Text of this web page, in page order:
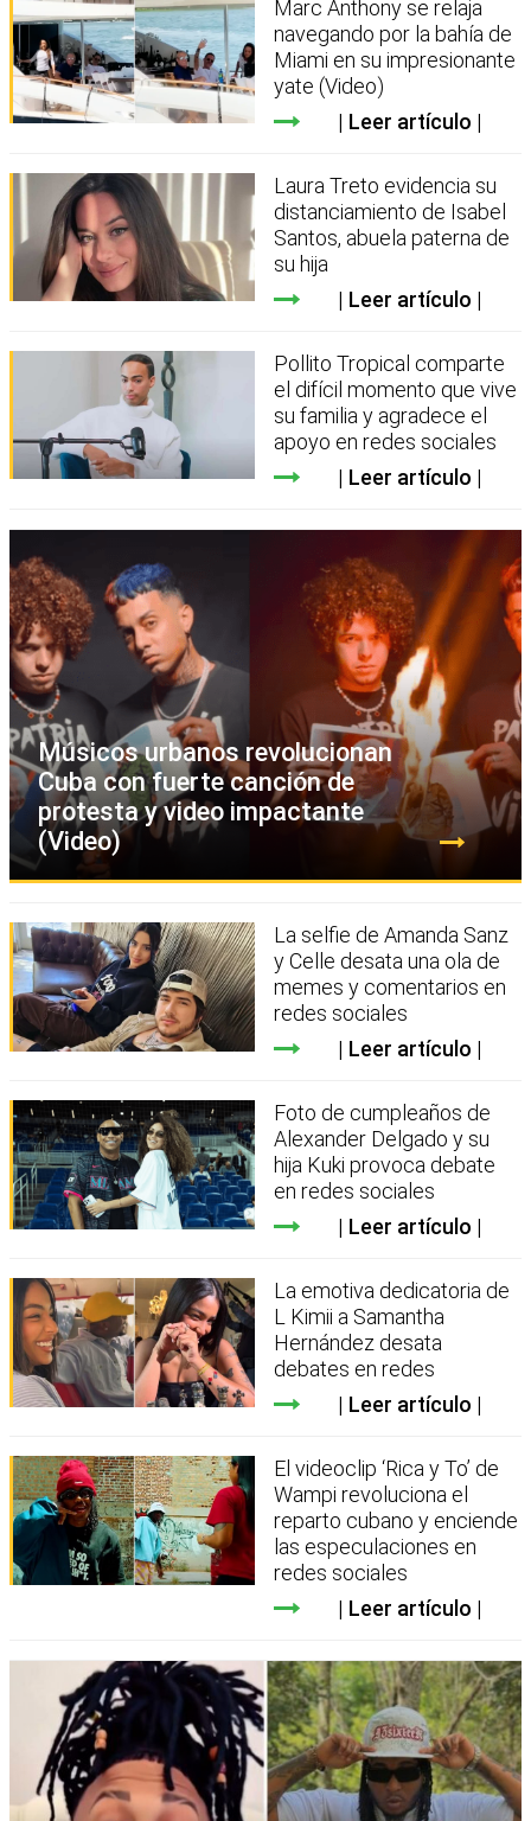
Marc Anthony se relaja
navegando por la bahía de
Miami en su impresionante
yate (Video)
Leer artículo
Laura Treto evidencia su
distanciamiento de Isabel
Santos, abuela paterna de
su hija
Leer artículo
Pollito Tropical comparte
el difícil momento que vive
su familia y agradece el
apoyo en redes sociales
Leer artículo
Músicos urbanos revolucionan
Cuba con fuerte canción de
protesta y video impactante
(Video)
La selfie de Amanda Sanz
y Celle desata una ola de
memes y comentarios en
redes sociales
Leer artículo
Foto de cumpleaños de
Alexander Delgado y su
hija Kuki provoca debate
en redes sociales
Leer artículo
La emotiva dedicatoria de
L Kimii a Samantha
Hernández desata
debates en redes
Leer artículo
El videoclip ‘Rica y To’ de
Wampi revoluciona el
reparto cubano y enciende
las especulaciones en
redes sociales
Leer artículo